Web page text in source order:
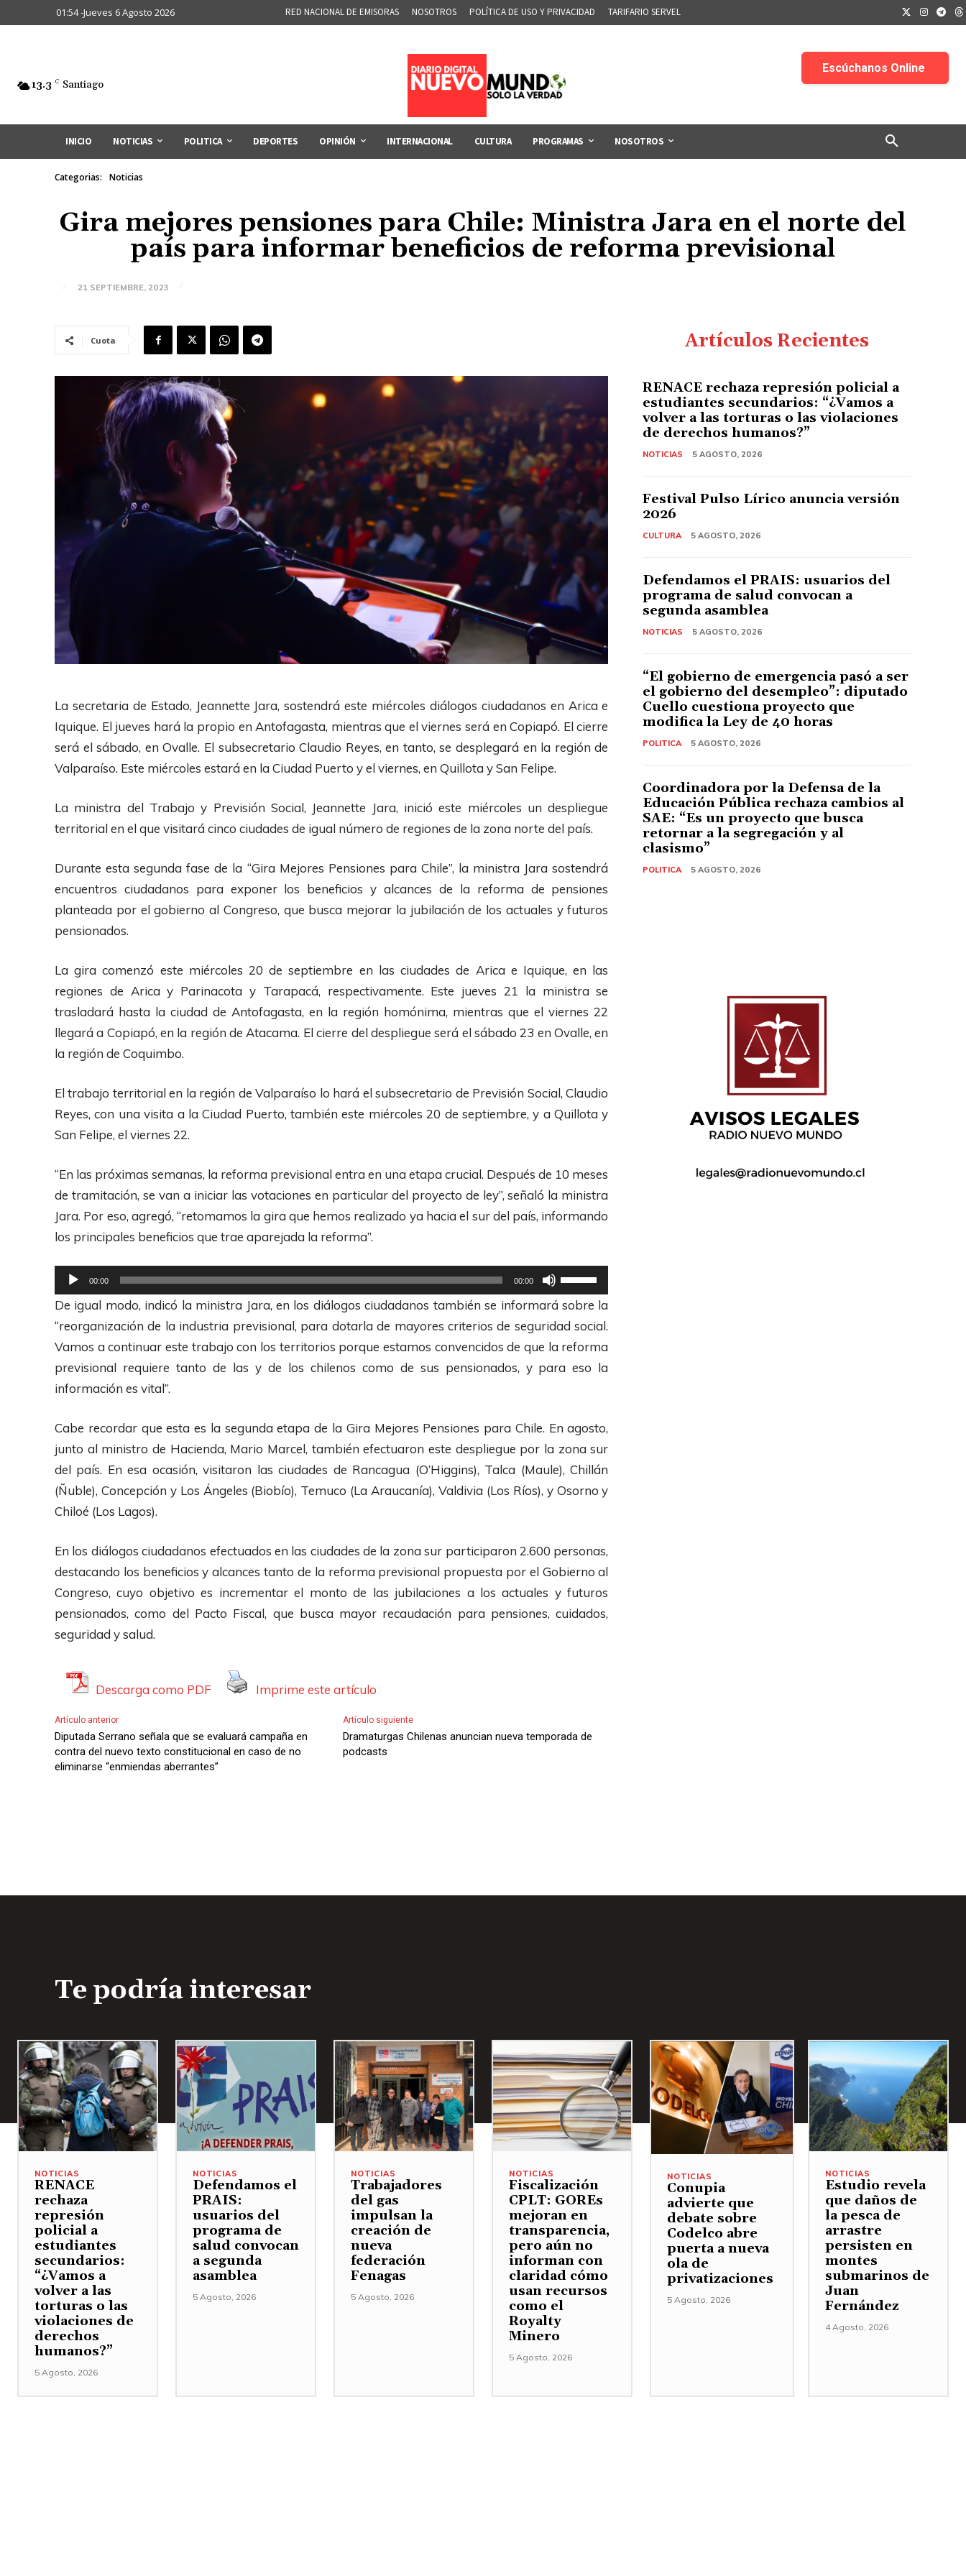
01:54 -Jueves 6 Agosto 2026 RED NACIONAL DE EMISORAS NOSOTROS POLÍTICA DE USO Y PRIVACIDAD TARIFARIO SERVEL
13.3 C Santiago
INICIO NOTICIAS POLITICA DEPORTES OPINIÓN INTERNACIONAL CULTURA PROGRAMAS NOSOTROS
Categorias: Noticias
Gira mejores pensiones para Chile: Ministra Jara en el norte del
país para informar beneficios de reforma previsional
21 SEPTIEMBRE, 2023
Cuota
La secretaria de Estado, Jeannette Jara, sostendrá este miércoles diálogos ciudadanos en Arica e
Iquique. El jueves hará la propio en Antofagasta, mientras que el viernes será en Copiapó. El cierre
será el sábado, en Ovalle. El subsecretario Claudio Reyes, en tanto, se desplegará en la región de
Valparaíso. Este miércoles estará en la Ciudad Puerto y el viernes, en Quillota y San Felipe.
La ministra del Trabajo y Previsión Social, Jeannette Jara, inició este miércoles un despliegue
territorial en el que visitará cinco ciudades de igual número de regiones de la zona norte del país.
Durante esta segunda fase de la “Gira Mejores Pensiones para Chile”, la ministra Jara sostendrá
encuentros ciudadanos para exponer los beneficios y alcances de la reforma de pensiones
planteada por el gobierno al Congreso, que busca mejorar la jubilación de los actuales y futuros
pensionados.
La gira comenzó este miércoles 20 de septiembre en las ciudades de Arica e Iquique, en las
regiones de Arica y Parinacota y Tarapacá, respectivamente. Este jueves 21 la ministra se
trasladará hasta la ciudad de Antofagasta, en la región homónima, mientras que el viernes 22
llegará a Copiapó, en la región de Atacama. El cierre del despliegue será el sábado 23 en Ovalle, en
la región de Coquimbo.
El trabajo territorial en la región de Valparaíso lo hará el subsecretario de Previsión Social, Claudio
Reyes, con una visita a la Ciudad Puerto, también este miércoles 20 de septiembre, y a Quillota y
San Felipe, el viernes 22.
“En las próximas semanas, la reforma previsional entra en una etapa crucial. Después de 10 meses
de tramitación, se van a iniciar las votaciones en particular del proyecto de ley”, señaló la ministra
Jara. Por eso, agregó, “retomamos la gira que hemos realizado ya hacia el sur del país, informando
los principales beneficios que trae aparejada la reforma”.
e
d
c
t
o
r
d
A
u
d
i
o
00:00 00:00
U
t
s
t
l
a
s
d
h
a
r
a
a
u
e
n
t
r
o
d
s
i
De igual modo, indicó la ministra Jara, en los diálogos ciudadanos también se informará sobre la
“reorganización de la industria previsional, para dotarla de mayores criterios de seguridad social.
Vamos a continuar este trabajo con los territorios porque estamos convencidos de que la reforma
previsional requiere tanto de las y de los chilenos como de sus pensionados, y para eso la
información es vital”.
Cabe recordar que esta es la segunda etapa de la Gira Mejores Pensiones para Chile. En agosto,
junto al ministro de Hacienda, Mario Marcel, también efectuaron este despliegue por la zona sur
del país. En esa ocasión, visitaron las ciudades de Rancagua (O’Higgins), Talca (Maule), Chillán
(Ñuble), Concepción y Los Ángeles (Biobío), Temuco (La Araucanía), Valdivia (Los Ríos), y Osorno y
Chiloé (Los Lagos).
En los diálogos ciudadanos efectuados en las ciudades de la zona sur participaron 2.600 personas,
destacando los beneficios y alcances tanto de la reforma previsional propuesta por el Gobierno al
Congreso, cuyo objetivo es incrementar el monto de las jubilaciones a los actuales y futuros
pensionados, como del Pacto Fiscal, que busca mayor recaudación para pensiones, cuidados,
seguridad y salud.
Descarga como PDF Imprime este artículo
Artículo anterior
Diputada Serrano señala que se evaluará campaña en
contra del nuevo texto constitucional en caso de no
eliminarse “enmiendas aberrantes”
Artículo siguiente
Dramaturgas Chilenas anuncian nueva temporada de
podcasts
Artículos Recientes
RENACE rechaza represión policial a
estudiantes secundarios: “¿Vamos a
volver a las torturas o las violaciones
de derechos humanos?”
NOTICIAS 5 AGOSTO, 2026
Festival Pulso Lírico anuncia versión
2026
CULTURA 5 AGOSTO, 2026
Defendamos el PRAIS: usuarios del
programa de salud convocan a
segunda asamblea
NOTICIAS 5 AGOSTO, 2026
“El gobierno de emergencia pasó a ser
el gobierno del desempleo”: diputado
Cuello cuestiona proyecto que
modifica la Ley de 40 horas
POLITICA 5 AGOSTO, 2026
Coordinadora por la Defensa de la
Educación Pública rechaza cambios al
SAE: “Es un proyecto que busca
retornar a la segregación y al
clasismo”
POLITICA 5 AGOSTO, 2026
Te podría interesar
NOTICIAS
RENACE
rechaza
represión
policial a
estudiantes
secundarios:
“¿Vamos a
volver a las
torturas o las
violaciones de
derechos
humanos?”
5 Agosto, 2026
NOTICIAS
Defendamos el
PRAIS:
usuarios del
programa de
salud convocan
a segunda
asamblea
5 Agosto, 2026
NOTICIAS
Trabajadores
del gas
impulsan la
creación de
nueva
federación
Fenagas
5 Agosto, 2026
NOTICIAS
Fiscalización
CPLT: GOREs
mejoran en
transparencia,
pero aún no
informan con
claridad cómo
usan recursos
como el
Royalty
Minero
5 Agosto, 2026
NOTICIAS
Conupia
advierte que
debate sobre
Codelco abre
puerta a nueva
ola de
privatizaciones
5 Agosto, 2026
NOTICIAS
Estudio revela
que daños de
la pesca de
arrastre
persisten en
montes
submarinos de
Juan
Fernández
4 Agosto, 2026